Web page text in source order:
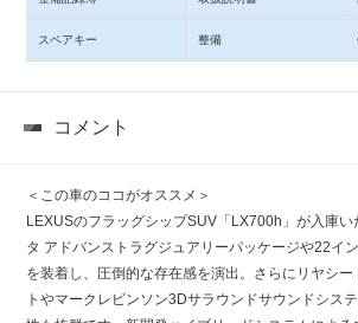
スペアキー 整備
コメント
＜この車のココがオススメ＞
LEXUSのフラッグシップSUV「LX700h」が入庫い
タ アドバンストラグジュアリーパッケージや22イ
を装着し、圧倒的な存在感を演出。さらにリヤシ
トやマークレビンソン3Dサラウンドサウンドシス